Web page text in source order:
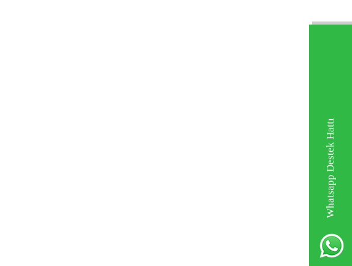
Whatsapp Destek Hattı